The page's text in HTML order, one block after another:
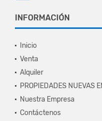
INFORMACIÓN
Inicio
Venta
Alquiler
PROPIEDADES NUEVAS
Nuestra Empresa
Contáctenos